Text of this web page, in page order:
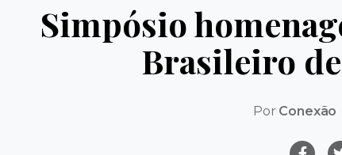
Simpósio
Brasileiro
Por Conexão